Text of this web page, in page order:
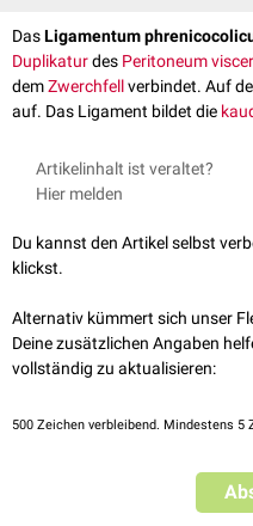
DasLigamentum
Duplikaturdes Peritoneum
demZwerchfellverbindet. Auf
auf. Das Ligament bildet die
Artikelinhalt ist veraltet?
Hier melden
Du kannst den Artikel selbst
klickst.
Alternativ kümmert sich unser
Deine zusätzlichen Angaben
vollständig zu aktualisieren:
500 Zeichen verbleibend. Mindestens 5